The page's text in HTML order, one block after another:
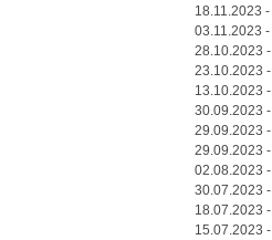
18.11.2023 -
03.11.2023 -
28.10.2023 -
23.10.2023 -
13.10.2023 -
30.09.2023 -
29.09.2023 -
29.09.2023 -
02.08.2023 -
30.07.2023 -
18.07.2023 -
15.07.2023 -